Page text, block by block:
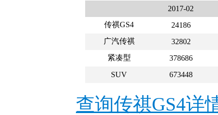
2017-02
传祺GS4
24186
广汽传祺
32802
紧凑型
378686
SUV
673448
查询传祺GS4详